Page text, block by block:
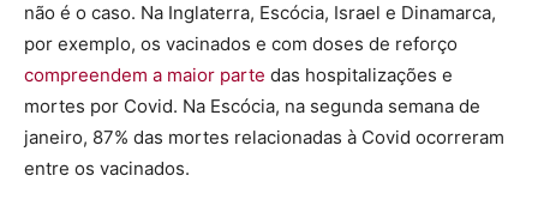
não é o caso. Na Inglaterra, Escócia, Israel e Dinamarca,
por exemplo, os vacinados e com doses de reforço
compreendem a maior parte das hospitalizações e
mortes por Covid. Na Escócia, na segunda semana de
janeiro, 87% das mortes relacionadas à Covid ocorreram
entre os vacinados.